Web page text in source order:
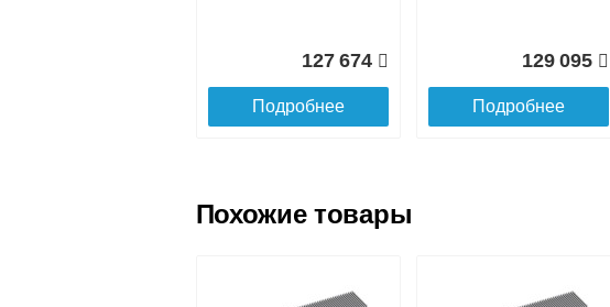
127 674
Подробнее
129 095
Подробнее
Похожие товары